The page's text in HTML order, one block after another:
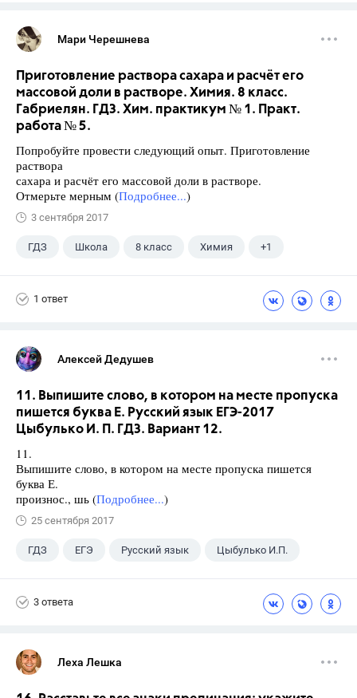
Мари Черешнева
Приготовление раствора сахара и расчёт его
массовой доли в растворе. Химия. 8 класс.
Габриелян. ГДЗ. Хим. практикум № 1. Практ.
работа № 5.
Попробуйте провести следующий опыт. Приготовление
раствора
сахара и расчёт его массовой доли в растворе.
Отмерьте мерным (Подробнее...)
3 сентября 2017
ГДЗ Школа 8 класс Химия +1
1 ответ
Алексей Дедушев
11. Выпишите слово, в котором на месте пропуска
пишется буква Е. Русский язык ЕГЭ-2017
Цыбулько И. П. ГДЗ. Вариант 12.
11.
Выпишите слово, в котором на месте пропуска пишется
буква Е.
произнос., шь (Подробнее...)
25 сентября 2017
ГДЗ ЕГЭ Русский язык Цыбулько И.П.
3 ответа
Леха Лешка